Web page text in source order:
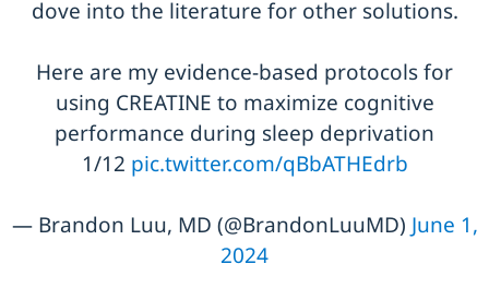
dove into the literature for other solutions.
Here are my evidence-based protocols for
using CREATINE to maximize cognitive
performance during sleep deprivation
1/12 pic.twitter.com/qBbATHEdrb
— Brandon Luu, MD (@BrandonLuuMD) June 1,
2024